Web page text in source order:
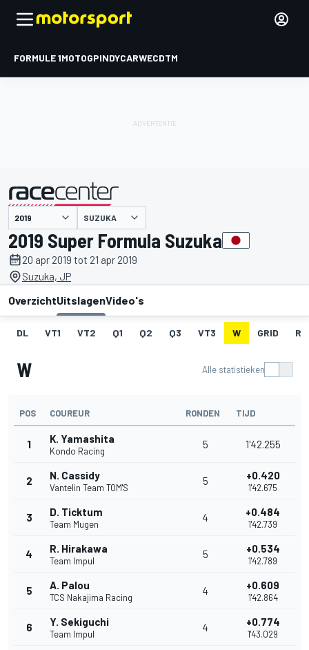
FORMULE 1MOTOGPINDYCARWECDTM
gepresenteerd door SUZUKA
2019 Super Formula Suzuka
20 apr 2019 tot 21 apr 2019
Suzuka, JP
OverzichtUitslagenVideo's
DL VT1 VT2 Q1 Q2 Q3 VT3 W GRID
W Alle statistieken
POS COUREUR RONDEN TIJD
1 K. Yamashita
Kondo Racing
5 1'42.255
2 N. Cassidy
Vantelin Team TOM'S
5 +0.420
1'42.675
3 D. Ticktum
Team Mugen
4 +0.484
1'42.739
4 R. Hirakawa
Team Impul
5 +0.534
1'42.789
5 A. Palou
TCS Nakajima Racing
4 +0.609
1'42.864
6 Y. Sekiguchi
Team Impul
4 +0.774
1'43.029